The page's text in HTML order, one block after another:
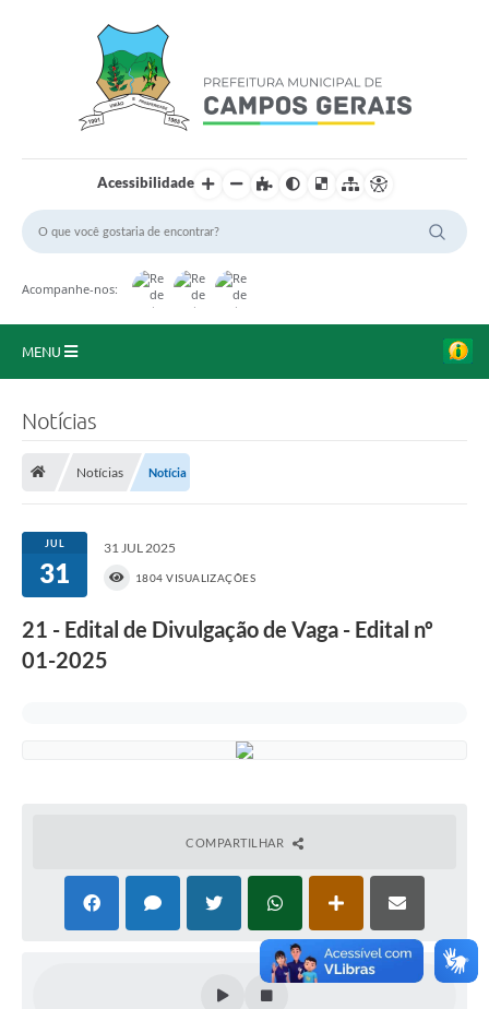
Acessibilidade
Acompanhe-nos:
MENU
Portal da Transparência
Secretarias
Notícias
Notícias Notícia
JUL
31
31 JUL 2025
1804 VISUALIZAÇÕES
21 - Edital de Divulgação de Vaga - Edital nº
01-2025
COMPARTILHAR